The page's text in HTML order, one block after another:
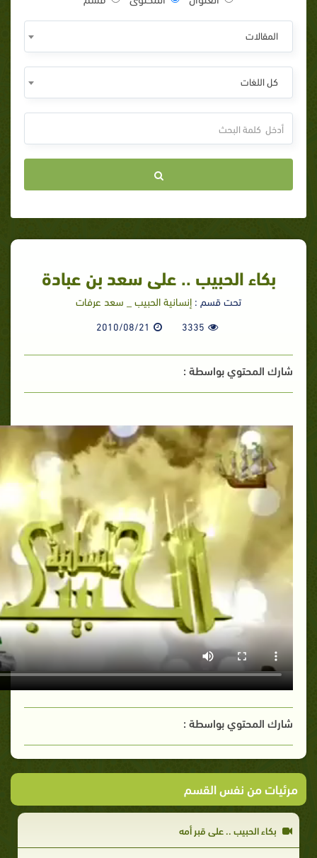
المقالات
كل اللغات
بكاء الحبيب .. على سعد بن عبادة
تحت قسم : إنسانية الحبيب _ سعد عرفات
3335
2010/08/21
شارك المحتوي بواسطة :
شارك المحتوي بواسطة :
مرئيات من نفس القسم
بكاء الحبيب .. على قبر أمه